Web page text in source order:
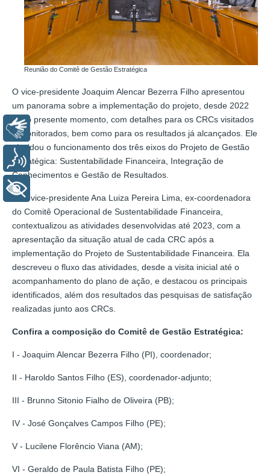
Reunião do Comitê de Gestão Estratégica
O vice-presidente Joaquim Alencar Bezerra Filho apresentou
um panorama sobre a implementação do projeto, desde 2022
até o presente momento, com detalhes para os CRCs visitados
e monitorados, bem como para os resultados já alcançados. Ele
elucidou o funcionamento dos três eixos do Projeto de Gestão
Estratégica: Sustentabilidade Financeira, Integração de
Conhecimentos e Gestão de Resultados.
Já a vice-presidente Ana Luiza Pereira Lima, ex-coordenadora
do Comitê Operacional de Sustentabilidade Financeira,
contextualizou as atividades desenvolvidas até 2023, com a
apresentação da situação atual de cada CRC após a
implementação do Projeto de Sustentabilidade Financeira. Ela
descreveu o fluxo das atividades, desde a visita inicial até o
acompanhamento do plano de ação, e destacou os principais
identificados, além dos resultados das pesquisas de satisfação
realizadas junto aos CRCs.
Confira a composição do Comitê de Gestão Estratégica:
I - Joaquim Alencar Bezerra Filho (PI), coordenador;
II - Haroldo Santos Filho (ES), coordenador-adjunto;
III - Brunno Sitonio Fialho de Oliveira (PB);
IV - José Gonçalves Campos Filho (PE);
V - Lucilene Florêncio Viana (AM);
VI - Geraldo de Paula Batista Filho (PE);
Libras
Voz